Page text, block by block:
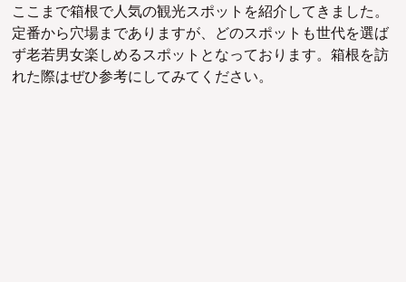
ここまで箱根で人気の観光スポットを紹介してきました。
定番から穴場までありますが、どのスポットも世代を選ば
ず老若男女楽しめるスポットとなっております。箱根を訪
れた際はぜひ参考にしてみてください。